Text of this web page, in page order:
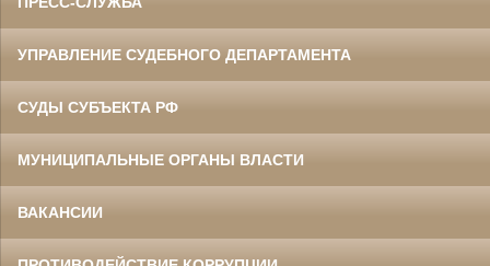
УПРАВЛЕНИЕ СУДЕБНОГО ДЕПАРТАМЕНТА
СУДЫ СУБЪЕКТА РФ
МУНИЦИПАЛЬНЫЕ ОРГАНЫ ВЛАСТИ
ВАКАНСИИ